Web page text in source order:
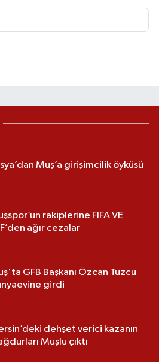
Muş’a girişimcilik öyküsü
rakiplerine FIFA VE
ağır cezalar
GFB Başkanı Özcan Tuzcu
girdi
dehşet verici kazanın
Muşlu çıktı